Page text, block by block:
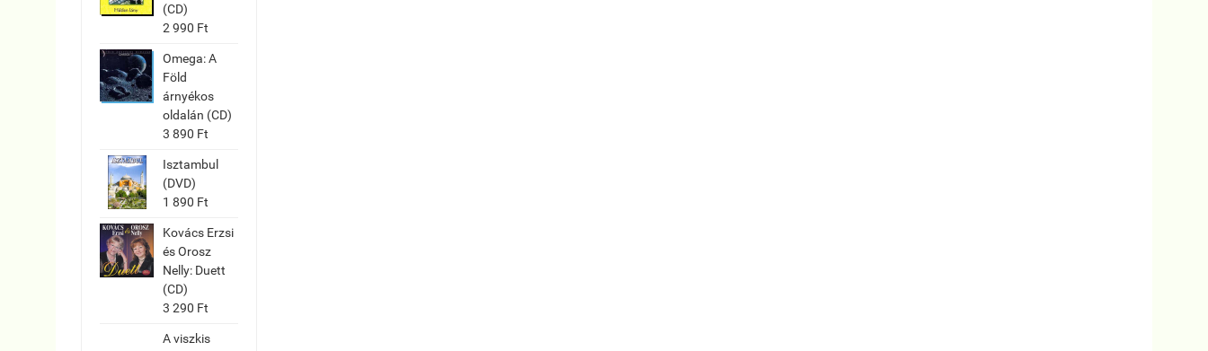
(CD)
2 990 Ft
Omega: A
Föld
árnyékos
oldalán (CD)
3 890 Ft
Isztambul
(DVD)
1 890 Ft
Kovács Erzsi
és Orosz
Nelly: Duett
(CD)
3 290 Ft
A viszkis